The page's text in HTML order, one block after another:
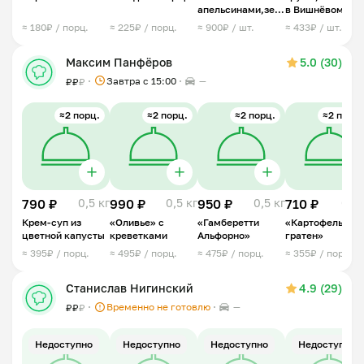
≈ 180₽ / порц. ≈ 225₽ / порц.
апельсинами,зеленью,мидиями
и пармезаном
≈ 900₽ / шт.
в Вишнёвом
ликере с козьим
≈ 433₽ / шт.
Максим Панфёров 5.0 (30)
₽₽₽ Завтра c 15:00 —
≈2 порц.
790 ₽ 0,5 кг
Крем-суп из
цветной капусты
≈ 395₽ / порц.
≈2 порц.
990 ₽ 0,5 кг
«Оливье» с
креветками
≈ 495₽ / порц.
≈2 порц.
950 ₽ 0,5 кг
«Гамберетти
Альфорно»
≈ 475₽ / порц.
≈2 порц.
710 ₽
«Картофельный
гратен»
≈ 355₽ / порц.
Станислав Нигинский 4.9 (29)
₽₽₽ Временно не готовлю —
Недоступно Недоступно Недоступно Недоступно